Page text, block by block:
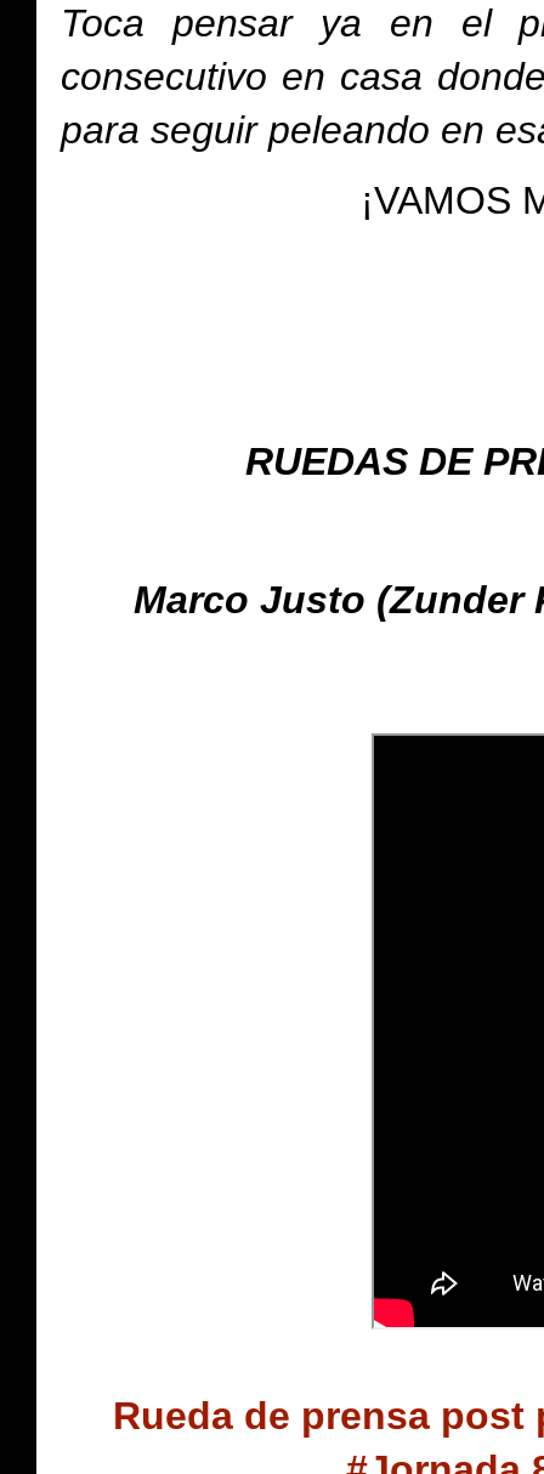
Toca pensar ya en el
consecutivo en casa
para seguir peleando en
¡VAMOS
RUEDAS DE
Marco Justo (Zunder
Rueda de prensa